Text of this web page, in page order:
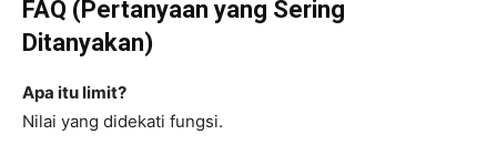
FAQ (Pertanyaan yang Sering
Ditanyakan)
Apa itu limit?
Nilai yang didekati fungsi.